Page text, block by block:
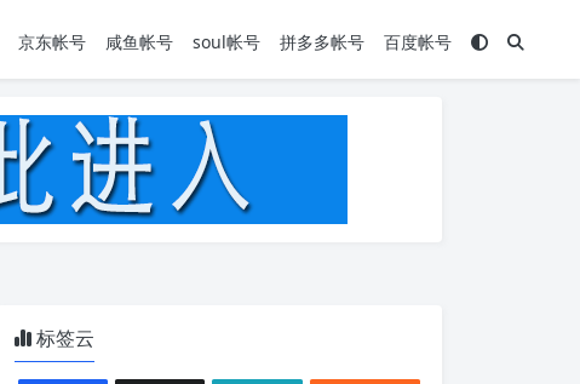
京东帐号 咸鱼帐号 soul帐号 拼多多帐号 百度帐号
标签云